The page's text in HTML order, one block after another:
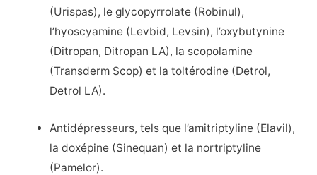
(Urispas), le glycopyrrolate (Robinul),
l’hyoscyamine (Levbid, Levsin), l’oxybutynine
(Ditropan, Ditropan LA), la scopolamine
(Transderm Scop) et la toltérodine (Detrol,
Detrol LA).
Antidépresseurs, tels que l’amitriptyline (Elavil),
la doxépine (Sinequan) et la nortriptyline
(Pamelor).